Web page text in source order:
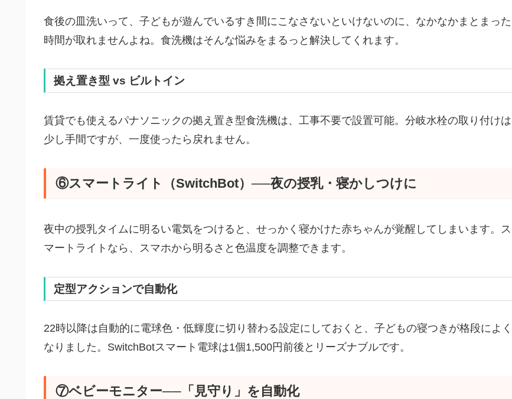
食後の皿洗いって、子どもが遊んでいるすき間にこなさないといけないのに、なかなかまとまった
時間が取れませんよね。食洗機はそんな悩みをまるっと解決してくれます。
拠え置き型 vs ビルトイン
賃貸でも使えるパナソニックの拠え置き型食洗機は、工事不要で設置可能。分岐水栓の取り付けは
少し手間ですが、一度使ったら戻れません。
⑥スマートライト（SwitchBot）──夜の授乳・寝かしつけに
夜中の授乳タイムに明るい電気をつけると、せっかく寝かけた赤ちゃんが覚醒してしまいます。ス
マートライトなら、スマホから明るさと色温度を調整できます。
定型アクションで自動化
22時以降は自動的に電球色・低輝度に切り替わる設定にしておくと、子どもの寝つきが格段によく
なりました。SwitchBotスマート電球は1個1,500円前後とリーズナブルです。
⑦ベビーモニター──「見守り」を自動化